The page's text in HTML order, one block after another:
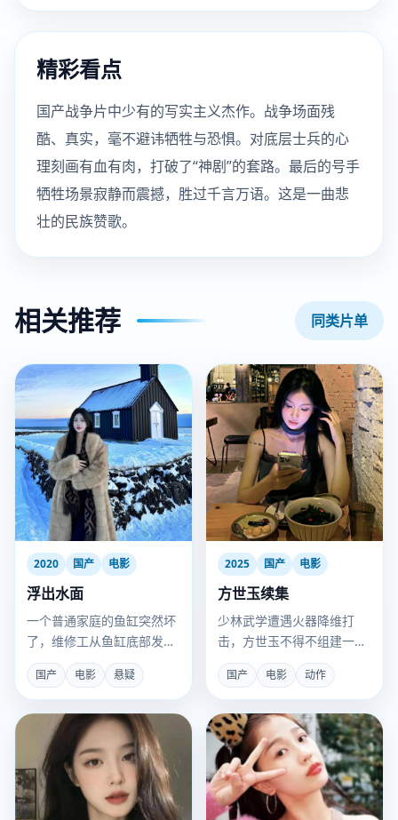
精彩看点
国产战争片中少有的写实主义杰作。战争场面残
酷、真实，毫不避讳牺牲与恐惧。对底层士兵的心
理刻画有血有肉，打破了“神剧”的套路。最后的号手
牺牲场景寂静而震撼，胜过千言万语。这是一曲悲
壮的民族赞歌。
相关推荐 同类片单
2020 国产 电影
浮出水面
一个普通家庭的鱼缸突然坏
了，维修工从鱼缸底部发现
了一枚被藏了十年的婚戒。
国产 电影 悬疑
2025 国产 电影
方世玉续集
少林武学遭遇火器降维打
击，方世玉不得不组建一支
江湖“杂牌军”对抗洋枪队。
国产 电影 动作